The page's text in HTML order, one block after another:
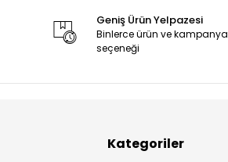
Geniş Ürün Yelpazesi
Binlerce ürün ve kampanya
seçeneği
Kategoriler